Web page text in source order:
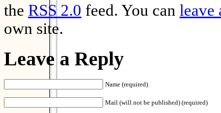
the RSS 2.0 feed. You can leave
own site.
Leave a Reply
Name (required)
Mail (will not be published) (required)